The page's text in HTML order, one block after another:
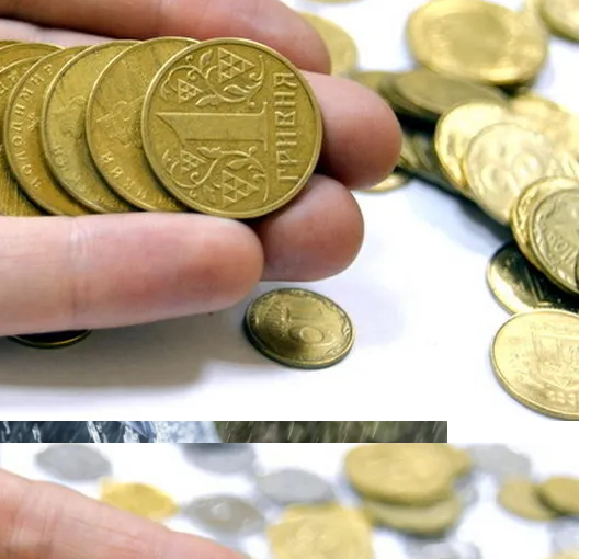
Власти В Руках Си Цзиньпина: Мир Не Обмануть
Юге Исландии: Чрезвычайное Положение И Эвакуация
Бойцов ВСУ Погибло С Прошлого Перемирия